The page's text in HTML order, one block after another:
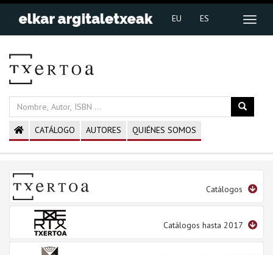
EU ES
CATÁLOGO AUTORES QUIÉNES SOMOS
Catálogos
Catálogos hasta 2017